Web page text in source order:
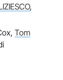
,
Tom